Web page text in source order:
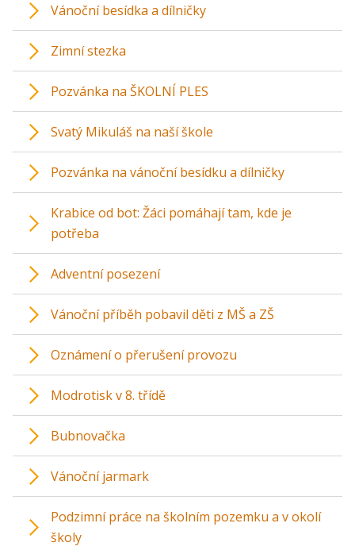
Vánoční besídka a dílničky
Zimní stezka
Pozvánka na ŠKOLNÍ PLES
Svatý Mikuláš na naší škole
Pozvánka na vánoční besídku a dílničky
Krabice od bot: Žáci pomáhají tam, kde je
potřeba
Adventní posezení
Vánoční příběh pobavil děti z MŠ a ZŠ
Oznámení o přerušení provozu
Modrotisk v 8. třídě
Bubnovačka
Vánoční jarmark
Podzimní práce na školním pozemku a v okolí
školy